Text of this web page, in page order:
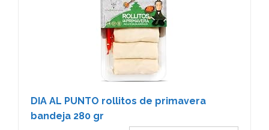
DIA AL PUNTO rollitos de primavera
bandeja 280 gr